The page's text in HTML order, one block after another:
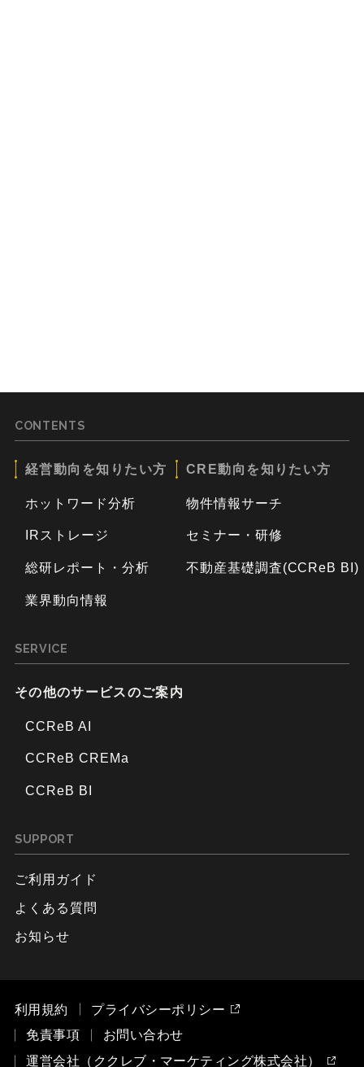
CONTENTS
経営動向を知りたい方
ホットワード分析
IRストレージ
総研レポート・分析
業界動向情報
CRE動向を知りたい方
物件情報サーチ
セミナー・研修
不動産基礎調査(CCReB BI)
SERVICE
その他のサービスのご案内
CCReB AI
CCReB CREMa
CCReB BI
SUPPORT
ご利用ガイド
よくある質問
お知らせ
利用規約
プライバシーポリシー
免責事項
お問い合わせ
運営会社（ククレブ・マーケティング株式会社）